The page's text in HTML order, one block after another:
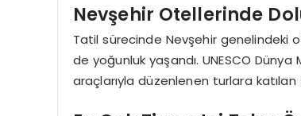
Nevşehir Otellerinde
Tatil sürecinde Nevşehir genelindeki
de yoğunluk yaşandı. UNESCO
araçlarıyla düzenlenen turlara